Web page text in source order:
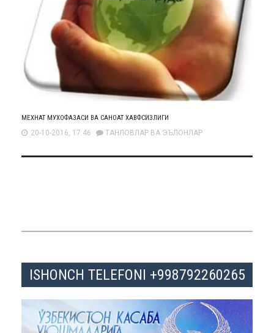
МЕХНАТ МУХОФАЗАСИ ВА САНОАТ ХАВФСИЗЛИГИ
20-10-2016, 17:46 ТАНЛОВЛАР ВА ЭЪЛОНЛАР
ISHONCH TELEFONI +998792260265